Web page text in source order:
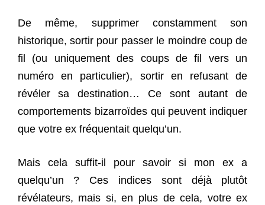
De même, supprimer constamment son
historique, sortir pour passer le moindre coup de
fil (ou uniquement des coups de fil vers un
numéro en particulier), sortir en refusant de
révéler sa destination… Ce sont autant de
comportements bizarroïdes qui peuvent indiquer
que votre ex fréquentait quelqu’un.
Mais cela suffit-il pour savoir si mon ex a
quelqu’un ? Ces indices sont déjà plutôt
révélateurs, mais si, en plus de cela, votre ex